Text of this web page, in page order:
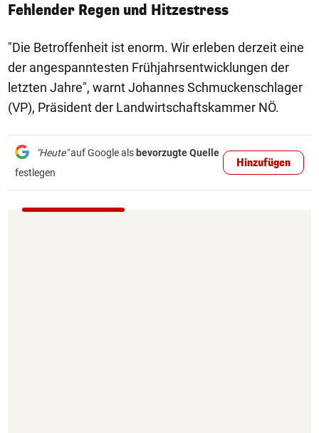
Fehlender Regen und Hitzestress
"Die Betroffenheit ist enorm. Wir erleben derzeit eine
der angespanntesten Frühjahrsentwicklungen der
letzten Jahre", warnt Johannes Schmuckenschlager
(VP), Präsident der Landwirtschaftskammer NÖ.
"Heute"auf Google als bevorzugte Quelle
festlegen
Hinzufügen